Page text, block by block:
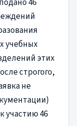
учебных
этих
строгого,
не
участию 46